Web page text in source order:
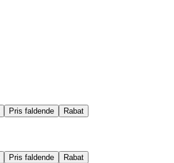
Pris faldende Rabat
Pris faldende Rabat